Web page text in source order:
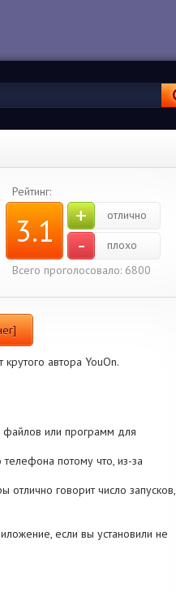
Рейтинг:
3.1 + отлично
-
плохо
Всего проголосовало: 6800
автора YouOn.
файлов или программ для
потому что, из-за
отлично говорит число запусков,
если вы установили не